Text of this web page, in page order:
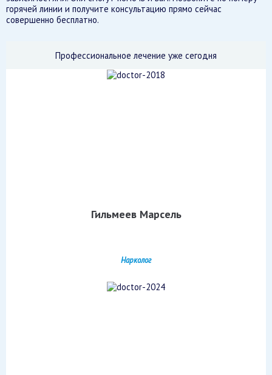
горячей линии и получите консультацию прямо сейчас
совершенно бесплатно.
Профессиональное лечение уже сегодня
Гильмеев Марсель
Нарколог